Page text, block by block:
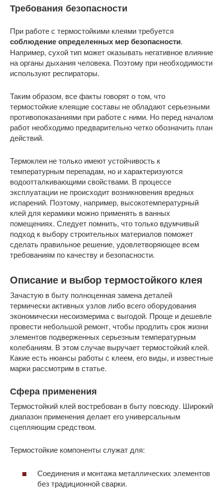
Требования безопасности
При работе с термостойкими клеями требуется
соблюдение определенных мер безопасности.
Например, сухой тип может оказывать негативное влияние
на органы дыхания человека. Поэтому при необходимости
используют респираторы.
Таким образом, все факты говорят о том, что
термостойкие клеящие составы не обладают серьезными
противопоказаниями при работе с ними. Но перед началом
работ необходимо предварительно четко обозначить план
действий.
Термоклеи не только имеют устойчивость к
температурным перепадам, но и характеризуются
водоотталкивающими свойствами. В процессе
эксплуатации не происходит возникновения вредных
испарений. Поэтому, например, высокотемпературный
клей для керамики можно применять в ванных
помещениях. Следует помнить, что только вдумчивый
подход к выбору строительных материалов поможет
сделать правильное решение, удовлетворяющее всем
требованиям по качеству и безопасности.
Описание и выбор термостойкого клея
Зачастую в быту полноценная замена деталей
термически активных узлов либо всего оборудования
экономически несоизмерима с выгодой. Проще и дешевле
провести небольшой ремонт, чтобы продлить срок жизни
элементов подверженных серьезным температурным
колебаниям. В этом случае выручает термостойкий клей.
Какие есть нюансы работы с клеем, его виды, и известные
марки рассмотрим в статье.
Сфера применения
Термостойкий клей востребован в быту повсюду. Широкий
диапазон применения делает его универсальным
сцепляющим средством.
Термостойкие компоненты служат для:
Соединения и монтажа металлических элементов
без традиционной сварки.